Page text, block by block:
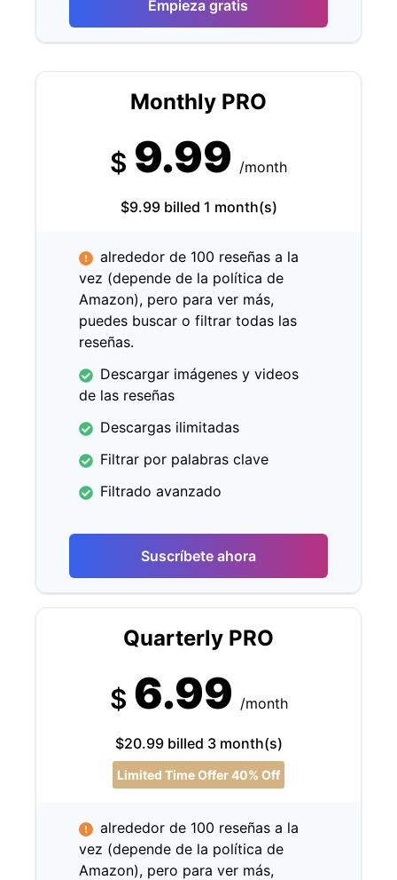
Empieza gratis
Monthly PRO
$ 9.99 /month
$9.99 billed 1 month(s)
alrededor de 100 reseñas a la
vez (depende de la política de
Amazon), pero para ver más,
puedes buscar o filtrar todas las
reseñas.
Descargar imágenes y videos
de las reseñas
Descargas ilimitadas
Filtrar por palabras clave
Filtrado avanzado
Suscríbete ahora
Quarterly PRO
$ 6.99 /month
$20.99 billed 3 month(s)
Limited Time Offer 40% Off
alrededor de 100 reseñas a la
vez (depende de la política de
Amazon), pero para ver más,